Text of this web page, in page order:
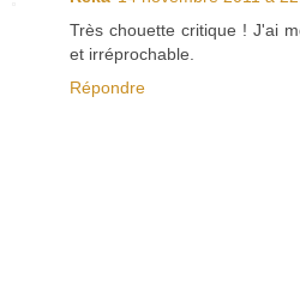
Très chouette critique ! J'ai
et irréprochable.
Répondre